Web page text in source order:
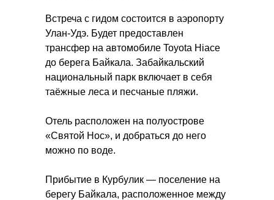
Встреча с гидом состоится в аэропорту
Улан-Удэ. Будет предоставлен
трансфер на автомобиле Toyota Hiace
до берега Байкала. Забайкальский
национальный парк включает в себя
таёжные леса и песчаные пляжи.
Отель расположен на полуострове
«Святой Нос», и добраться до него
можно по воде.
Прибытие в Курбулик — поселение на
берегу Байкала, расположенное между